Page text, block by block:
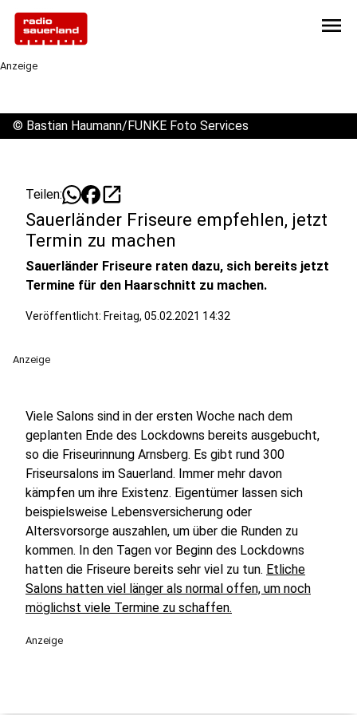
menu
Anzeige
© Bastian Haumann/FUNKE Foto Services
Teilen: open_in_new
Sauerländer Friseure empfehlen, jetzt
Termin zu machen
Sauerländer Friseure raten dazu, sich bereits jetzt
Termine für den Haarschnitt zu machen.
Veröffentlicht: Freitag, 05.02.2021 14:32
Anzeige
Viele Salons sind in der ersten Woche nach dem
geplanten Ende des Lockdowns bereits ausgebucht,
so die Friseurinnung Arnsberg. Es gibt rund 300
Friseursalons im Sauerland. Immer mehr davon
kämpfen um ihre Existenz. Eigentümer lassen sich
beispielsweise Lebensversicherung oder
Altersvorsorge auszahlen, um über die Runden zu
kommen. In den Tagen vor Beginn des Lockdowns
hatten die Friseure bereits sehr viel zu tun. Etliche
Salons hatten viel länger als normal offen, um noch
möglichst viele Termine zu schaffen.
Anzeige